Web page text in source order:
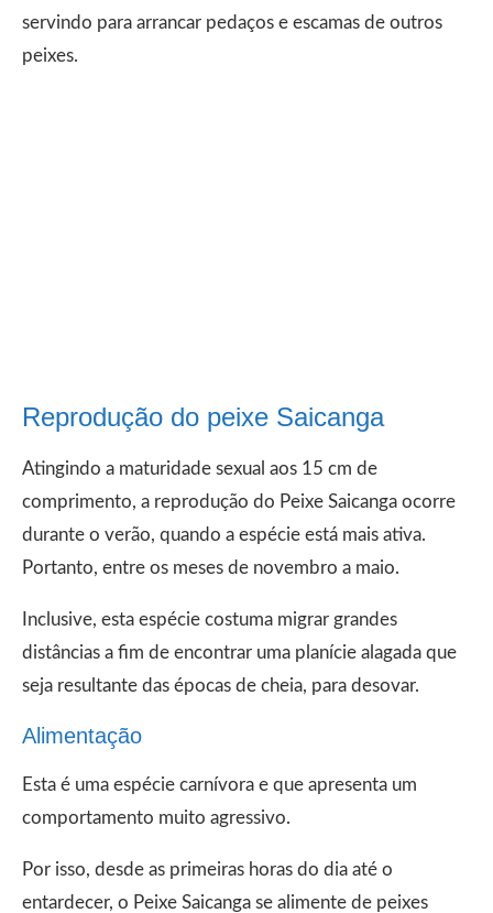
servindo para arrancar pedaços e escamas de outros
peixes.
Reprodução do peixe Saicanga
Atingindo a maturidade sexual aos 15 cm de
comprimento, a reprodução do Peixe Saicanga ocorre
durante o verão, quando a espécie está mais ativa.
Portanto, entre os meses de novembro a maio.
Inclusive, esta espécie costuma migrar grandes
distâncias a fim de encontrar uma planície alagada que
seja resultante das épocas de cheia, para desovar.
Alimentação
Esta é uma espécie carnívora e que apresenta um
comportamento muito agressivo.
Por isso, desde as primeiras horas do dia até o
entardecer, o Peixe Saicanga se alimente de peixes